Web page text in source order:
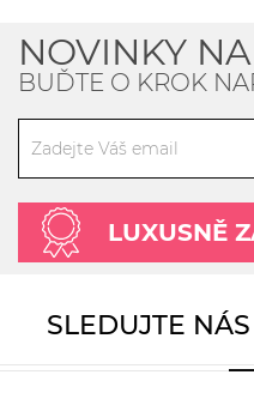
NOVINKY
BUĎTE O KROK
LUXUSNĚ
SLEDUJTE